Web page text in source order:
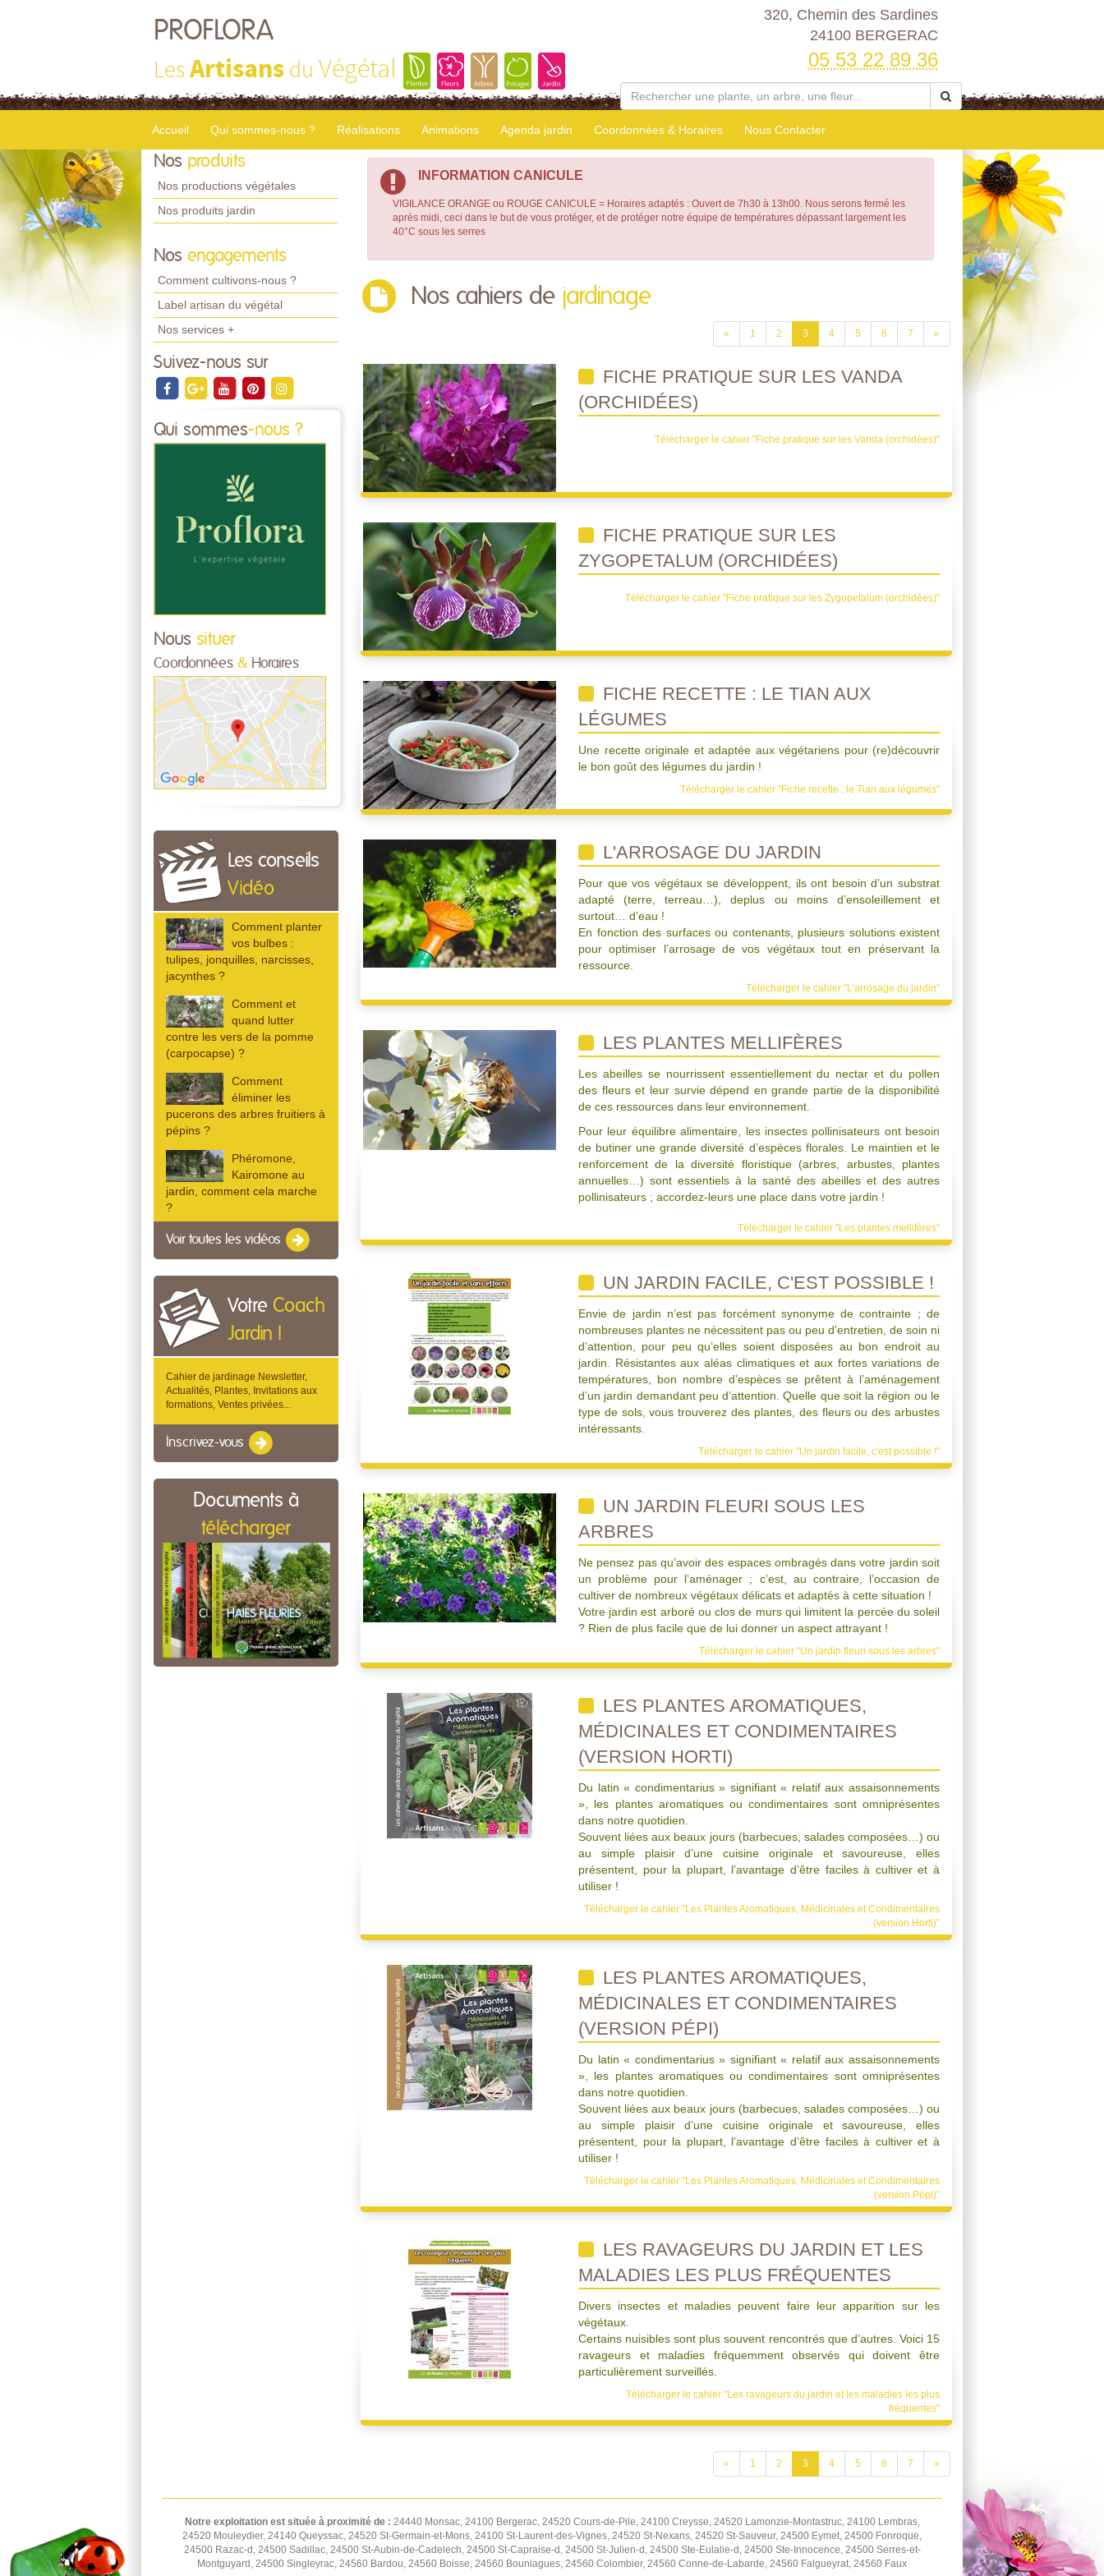
PROFLORA
LesArtisans du Végétal
320, Chemin des Sardines
24100 BERGERAC
05 53 22 89 36
Accueil Qui sommes-nous ? Réalisations Animations Agenda jardin Coordonnées & Horaires Nous Contacter
Nos produits
Nos productions végétales
Nos produits jardin
Nos engagements
Comment cultivons-nous ?
Label artisan du végétal
Nos services +
Suivez-nous sur
Qui sommes-nous ?
Nous situer
Coordonnées & Horaires
Les conseils
Vidéo
Comment planter
vos bulbes :
tulipes, jonquilles, narcisses,
jacynthes ?
Comment et
quand lutter
contre les vers de la pomme
(carpocapse) ?
Comment
éliminer les
pucerons des arbres fruitiers à
pépins ?
Phéromone,
Kairomone au
jardin, comment cela marche
?
Voir toutes les vidéos
Votre Coach
Jardin !
Cahier de jardinage Newsletter,
Actualités, Plantes, Invitations aux
formations, Ventes privées...
Inscrivez-vous
Documents à
télécharger
INFORMATION CANICULE
VIGILANCE ORANGE ou ROUGE CANICULE = Horaires adaptés : Ouvert de 7h30 à 13h00. Nous serons fermé les
après midi, ceci dans le but de vous protéger, et de protéger notre équipe de températures dépassant largement les
40°C sous les serres
Nos cahiers de jardinage
« 1 2 3 4 5 6 7 »
FICHE PRATIQUE SUR LES VANDA
(ORCHIDÉES)
Télécharger le cahier "Fiche pratique sur les Vanda (orchidées)"
FICHE PRATIQUE SUR LES
ZYGOPETALUM (ORCHIDÉES)
Télécharger le cahier "Fiche pratique sur les Zygopetalum (orchidées)"
FICHE RECETTE : LE TIAN AUX
LÉGUMES
Une recette originale et adaptée aux végétariens pour (re)découvrir
le bon goût des légumes du jardin !
Télécharger le cahier "Fiche recette : le Tian aux légumes"
L'ARROSAGE DU JARDIN
Pour que vos végétaux se développent, ils ont besoin d’un substrat
adapté (terre, terreau…), deplus ou moins d’ensoleillement et
surtout… d’eau !
En fonction des surfaces ou contenants, plusieurs solutions existent
pour optimiser l’arrosage de vos végétaux tout en préservant la
ressource.
Télécharger le cahier "L'arrosage du jardin"
LES PLANTES MELLIFÈRES
Les abeilles se nourrissent essentiellement du nectar et du pollen
des fleurs et leur survie dépend en grande partie de la disponibilité
de ces ressources dans leur environnement.
Pour leur équilibre alimentaire, les insectes pollinisateurs ont besoin
de butiner une grande diversité d’espèces florales. Le maintien et le
renforcement de la diversité floristique (arbres, arbustes, plantes
annuelles…) sont essentiels à la santé des abeilles et des autres
pollinisateurs ; accordez-leurs une place dans votre jardin !
Télécharger le cahier "Les plantes mellifères"
UN JARDIN FACILE, C'EST POSSIBLE !
Envie de jardin n’est pas forcément synonyme de contrainte ; de
nombreuses plantes ne nécessitent pas ou peu d’entretien, de soin ni
d’attention, pour peu qu’elles soient disposées au bon endroit au
jardin. Résistantes aux aléas climatiques et aux fortes variations de
températures, bon nombre d’espèces se prêtent à l’aménagement
d’un jardin demandant peu d’attention. Quelle que soit la région ou le
type de sols, vous trouverez des plantes, des fleurs ou des arbustes
intéressants.
Télécharger le cahier "Un jardin facile, c'est possible !"
UN JARDIN FLEURI SOUS LES
ARBRES
Ne pensez pas qu’avoir des espaces ombragés dans votre jardin soit
un problème pour l’aménager ; c’est, au contraire, l’occasion de
cultiver de nombreux végétaux délicats et adaptés à cette situation !
Votre jardin est arboré ou clos de murs qui limitent la percée du soleil
? Rien de plus facile que de lui donner un aspect attrayant !
Télécharger le cahier "Un jardin fleuri sous les arbres"
LES PLANTES AROMATIQUES,
MÉDICINALES ET CONDIMENTAIRES
(VERSION HORTI)
Du latin « condimentarius » signifiant « relatif aux assaisonnements
», les plantes aromatiques ou condimentaires sont omniprésentes
dans notre quotidien.
Souvent liées aux beaux jours (barbecues, salades composées…) ou
au simple plaisir d’une cuisine originale et savoureuse, elles
présentent, pour la plupart, l’avantage d’être faciles à cultiver et à
utiliser !
Télécharger le cahier "Les Plantes Aromatiques, Médicinales et Condimentaires
(version Horti)"
LES PLANTES AROMATIQUES,
MÉDICINALES ET CONDIMENTAIRES
(VERSION PÉPI)
Du latin « condimentarius » signifiant « relatif aux assaisonnements
», les plantes aromatiques ou condimentaires sont omniprésentes
dans notre quotidien.
Souvent liées aux beaux jours (barbecues, salades composées…) ou
au simple plaisir d’une cuisine originale et savoureuse, elles
présentent, pour la plupart, l’avantage d’être faciles à cultiver et à
utiliser !
Télécharger le cahier "Les Plantes Aromatiques, Médicinales et Condimentaires
(version Pépi)"
LES RAVAGEURS DU JARDIN ET LES
MALADIES LES PLUS FRÉQUENTES
Divers insectes et maladies peuvent faire leur apparition sur les
végétaux.
Certains nuisibles sont plus souvent rencontrés que d’autres. Voici 15
ravageurs et maladies fréquemment observés qui doivent être
particulièrement surveillés.
Télécharger le cahier "Les ravageurs du jardin et les maladies les plus
fréquentes"
« 1 2 3 4 5 6 7 »
Notre exploitation est située à proximité de : 24440 Monsac, 24100 Bergerac, 24520 Cours-de-Pile, 24100 Creysse, 24520 Lamonzie-Montastruc, 24100 Lembras,
24520 Mouleydier, 24140 Queyssac, 24520 St-Germain-et-Mons, 24100 St-Laurent-des-Vignes, 24520 St-Nexans, 24520 St-Sauveur, 24500 Eymet, 24500 Fonroque,
24500 Razac-d, 24500 Sadillac, 24500 St-Aubin-de-Cadelech, 24500 St-Capraise-d, 24500 St-Julien-d, 24500 Ste-Eulalie-d, 24500 Ste-Innocence, 24500 Serres-et-
Montguyard, 24500 Singleyrac, 24560 Bardou, 24560 Boisse, 24560 Bouniagues, 24560 Colombier, 24560 Conne-de-Labarde, 24560 Falgueyrat, 24560 Faux